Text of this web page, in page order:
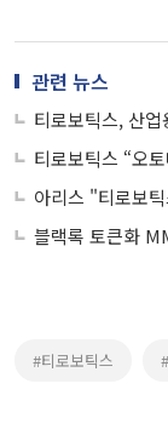
관련 뉴스
티로보틱스, 산
티로보틱스 “오
아리스 "티로보
블랙록 토큰화
#티로보틱스